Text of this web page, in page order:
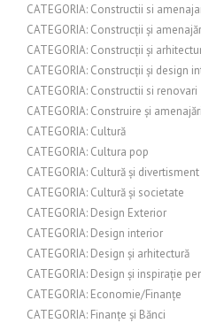
CATEGORIA: Constructii si
CATEGORIA: Construcții și
CATEGORIA: Construcții și
CATEGORIA: Construcții și design
CATEGORIA: Constructii si renovari
CATEGORIA: Construire și
CATEGORIA: Cultură
CATEGORIA: Cultura pop
CATEGORIA: Cultură și divertisment
CATEGORIA: Cultură și societate
CATEGORIA: Design Exterior
CATEGORIA: Design interior
CATEGORIA: Design și arhitectură
CATEGORIA: Design și inspirație
CATEGORIA: Economie/Finanțe
CATEGORIA: Finanțe și Bănci